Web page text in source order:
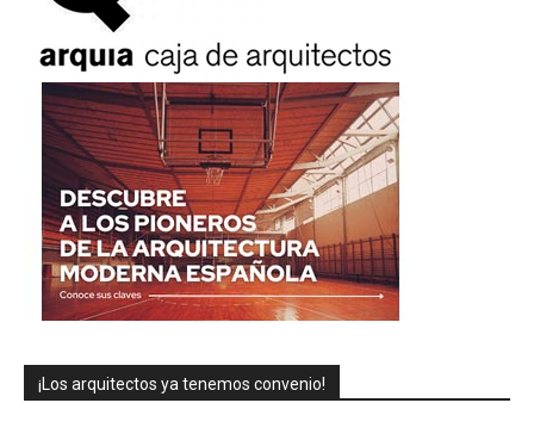
¡Los arquitectos ya tenemos convenio!